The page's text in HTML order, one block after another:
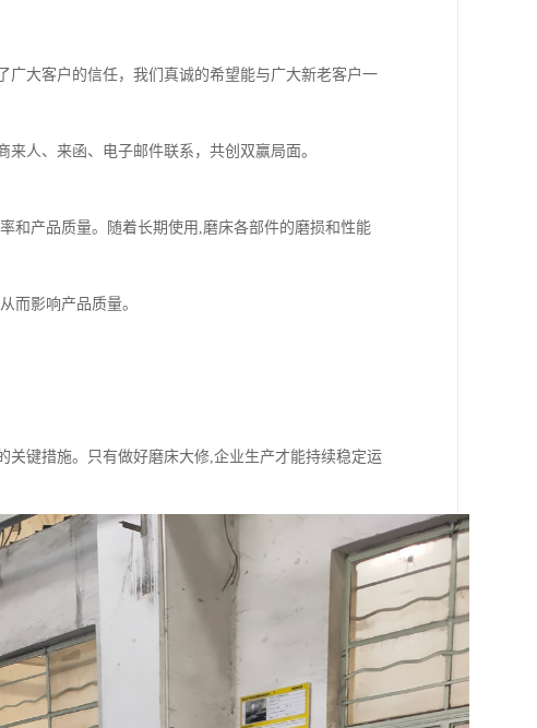
大客户的信任，我们真诚的希望能与广大新老客户一
人、来函、电子邮件联系，共创双赢局面。
和产品质量。随着长期使用,磨床各部件的磨损和性能
而影响产品质量。
键措施。只有做好磨床大修,企业生产才能持续稳定运